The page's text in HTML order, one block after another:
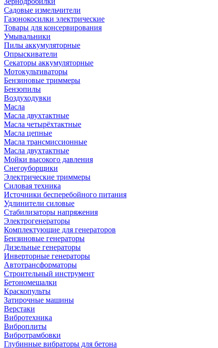
Садовые измельчители
Газонокосилки электрические
Товары для консервирования
Умывальники
Пилы аккумуляторные
Опрыскиватели
Секаторы аккумуляторные
Мотокультиваторы
Бензиновые триммеры
Бензопилы
Воздуходувки
Масла
Масла двухтактные
Масла четырёхтактные
Масла цепные
Масла трансмиссионные
Масла двухтактные
Мойки высокого давления
Снегоуборщики
Электрические триммеры
Силовая техника
Источники бесперебойного питания
Удлинители силовые
Стабилизаторы напряжения
Электрогенераторы
Комплектующие для генераторов
Бензиновые генераторы
Дизельные генераторы
Инверторные генераторы
Автотрансформаторы
Строительный инструмент
Бетономешалки
Краскопульты
Затирочные машины
Верстаки
Вибротехника
Виброплиты
Вибротрамбовки
Глубинные вибраторы для бетона